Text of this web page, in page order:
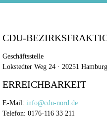
CDU-
Geschäftsstelle
Lokstedter Weg 24 · 20251 Hamburg
ERREICHBARKEIT
E-Mail: info@cdu-nord.de
Telefon: 0176-116 33 211